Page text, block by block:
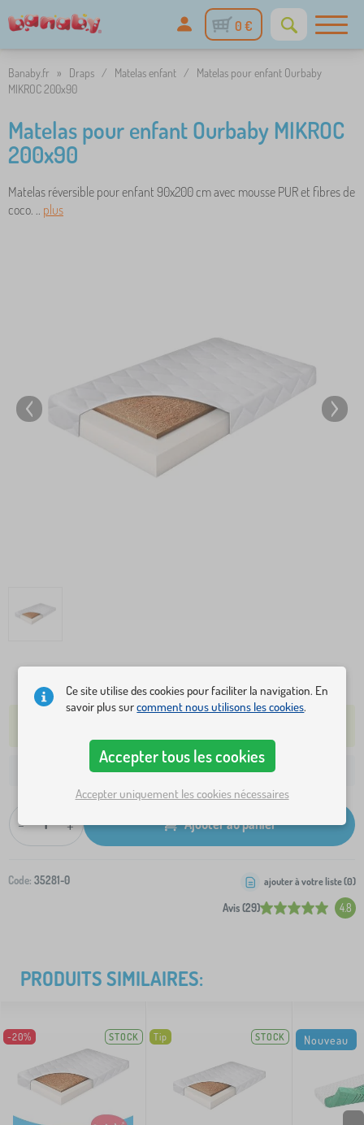
0 €
Banaby.fr » Draps / Matelas enfant /
Matelas pour enfant Ourbaby
MIKROC 200x90
Matelas pour enfant Ourbaby MIKROC
200x90
Matelas réversible pour enfant 90x200 cm avec mousse PUR et fibres de
coco. .. plus
101,80 €
Livraison à votre adresse à partir de:
- + Ajouter au panier
Code: 35281-0
Avis (29) 4.8
ajouter à votre liste (0)
PRODUITS SIMILAIRES:
-20% STOCK Tip STOCK Nouveau
Ce site utilise des cookies pour faciliter la navigation. En
savoir plus surcomment nous utilisons les cookies.
Accepter tous les cookies
Accepter uniquement les cookies nécessaires